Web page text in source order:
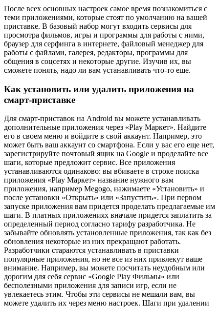
После всех основных настроек самое время познакомиться с
теми приложениями, которые стоят по умолчанию на вашей
приставке. В базовый набор могут входить сервисы для
просмотра фильмов, игры и программы для работы с ними,
браузер для серфинга в интернете, файловый менеджер для
работы с файлами, галерея, редакторы, программы для
общения в соцсетях и некоторые другие. Изучив их, вы
сможете понять, надо ли вам устанавливать что-то еще.
Как установить или удалить приложения на
смарт-приставке
Для смарт-приставок на Android вы можете устанавливать
дополнительные приложения через «Play Маркет». Найдите
его в своем меню и войдите в свой аккаунт. Например, это
может быть ваш аккаунт со смартфона. Если у вас его еще нет,
зарегистрируйте почтовый ящик на Google и проделайте все
шаги, которые предложит сервис. Все приложения
устанавливаются одинаково: вы вбиваете в строке поиска
приложения «Play Маркет» название нужного вам
приложения, например Megogo, нажимаете «Установить» и
после установки «Открыть» или «Запустить». При первом
запуске приложения вам придется проделать предлагаемые им
шаги. В платных приложениях вначале придется заплатить за
определенный период согласно тарифу разработчика. Не
забывайте обновлять установленные приложения, так как без
обновления некоторые из них прекращают работать.
Разработчики стараются устанавливать в приставки
популярные приложения, но не все из них привлекут ваше
внимание. Например, вы можете посчитать неудобным или
дорогим для себя сервис «Google Play Фильмы» или
бесполезными приложения для записи игр, если не
увлекаетесь этим. Чтобы эти сервисы не мешали вам, вы
можете удалить их через меню настроек. Шаги при удалении